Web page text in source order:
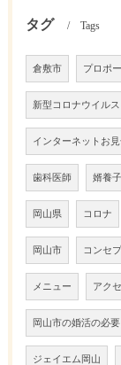
タグ Tags
倉敷市 プロポ
新型コロナウイルス
インターネットお
歯科医師 婿養子
岡山県 コロナ
岡山市 コンセ
メニュー アク
岡山市の婚活の必
ジェイエム岡山